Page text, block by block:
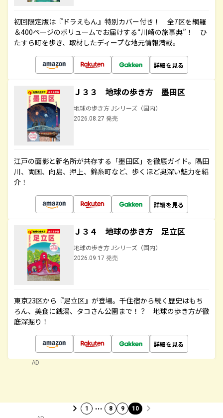
初回限定版は『ドラえもん』特別カバー付き！ 全7区を網羅
＆400ページのボリュームでお届けする“川崎の旅事典”！ ひ
たすら町を歩き、取材したディープな地元情報満載。
詳細を見る
Ｊ３３ 地球の歩き方 墨田区
地球の歩き方 Jシリーズ（国内）
2026.08.27 発売
江戸の面影と新名所が共存する「墨田区」を徹底ガイド。隅田
川、両国、向島、押上、錦糸町など、歩くほど奥深い魅力を紹
介！
詳細を見る
Ｊ３４ 地球の歩き方 足立区
地球の歩き方 Jシリーズ（国内）
2026.09.17 発売
東京23区から『足立区』が登場。千住宿から続く歴史はもち
ろん、美食に銭湯、タコさん公園まで！？ 地球の歩き方が徹
底深掘り！
詳細を見る
AD
1 … 8 9 10